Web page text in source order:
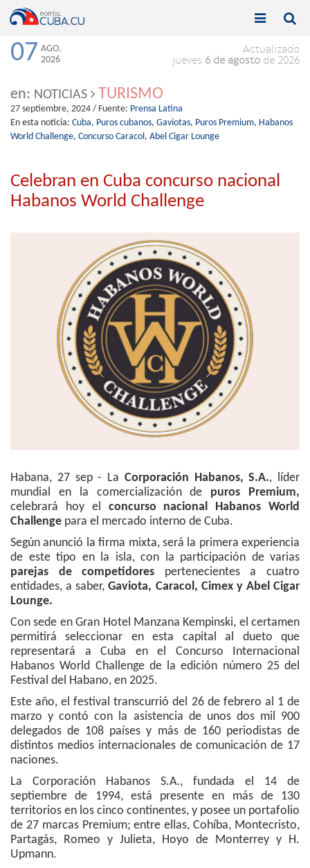
Toggle

Toggle

07 AGO.
2026
Actualizado
jueves 6 de agosto de 2026
en: NOTICIAS TURISMO
27 septiembre, 2024 / Fuente: Prensa Latina
En esta noticia: Cuba, Puros cubanos, Gaviotas, Puros Premium, Habanos
World Challenge, Concurso Caracol, Abel Cigar Lounge
Celebran en Cuba concurso nacional
Habanos World Challenge
Habana, 27 sep - La Corporación Habanos, S.A., líder
mundial en la comercialización de puros Premium,
celebrará hoy el concurso nacional Habanos World
Challenge para el mercado interno de Cuba.
Según anunció la firma mixta, será la primera experiencia
de este tipo en la isla, con la participación de varias
parejas de competidores pertenecientes a cuatro
entidades, a saber,Gaviota, Caracol, Cimex y Abel Cigar
Lounge.
Con sede en Gran Hotel Manzana Kempinski, el certamen
permitirá seleccionar en esta capital al dueto que
representará a Cuba en el Concurso Internacional
Habanos World Challenge de la edición número 25 del
Festival del Habano, en 2025.
Este año, el festival transcurrió del 26 de febrero al 1 de
marzo y contó con la asistencia de unos dos mil 900
delegados de 108 países y más de 160 periodistas de
distintos medios internacionales de comunicación de 17
naciones.
La Corporación Habanos S.A., fundada el 14 de
septiembre de 1994, está presente en más de 130
territorios en los cinco continentes, y posee un portafolio
de 27 marcas Premium; entre ellas, Cohíba, Montecristo,
Partagás, Romeo y Julieta, Hoyo de Monterrey y H.
Upmann.